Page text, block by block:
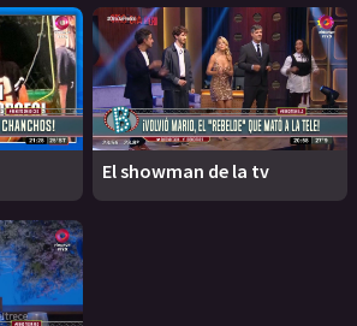
El showman de la tv